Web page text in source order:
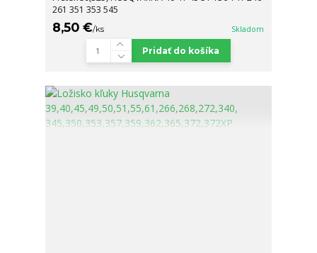
261 351 353 545
8,50 €/ks Skladom
Pridať do košíka